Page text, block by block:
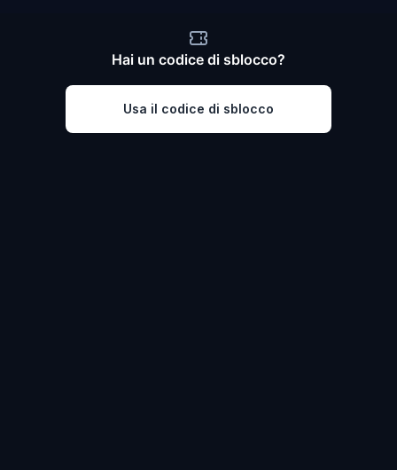
Hai un codice di sblocco?
Usa il codice di sblocco